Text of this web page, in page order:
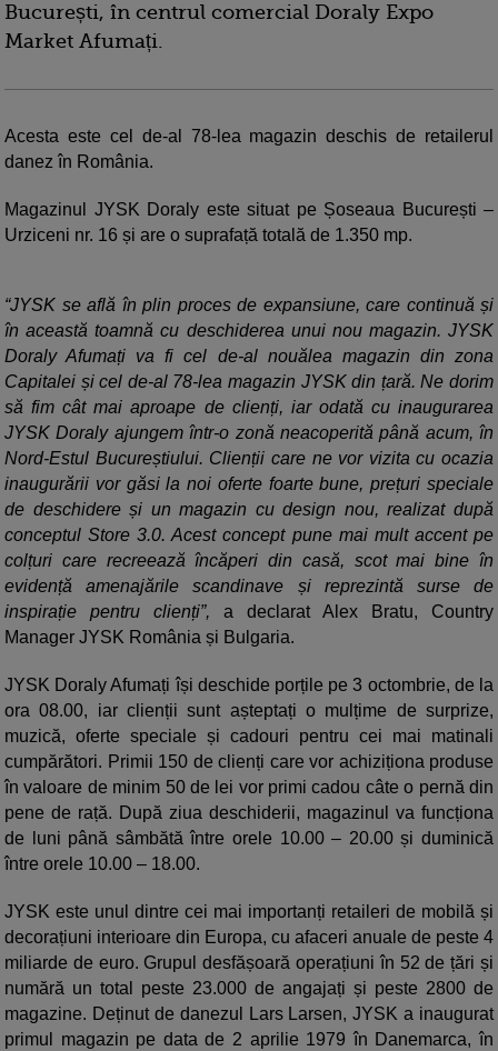
București, în centrul comercial Doraly Expo
Market Afumați.
Acesta este cel de-al 78-lea magazin deschis de retailerul
danez în România.
Magazinul JYSK Doraly este situat pe Șoseaua București –
Urziceni nr. 16 și are o suprafață totală de 1.350 mp.
“JYSK se află în plin proces de expansiune, care continuă și
în această toamnă cu deschiderea unui nou magazin. JYSK
Doraly Afumați va fi cel de-al nouălea magazin din zona
Capitalei și cel de-al 78-lea magazin JYSK din țară. Ne dorim
să fim cât mai aproape de clienți, iar odată cu inaugurarea
JYSK Doraly ajungem într-o zonă neacoperită până acum, în
Nord-Estul Bucureștiului. Clienții care ne vor vizita cu ocazia
inaugurării vor găsi la noi oferte foarte bune, prețuri speciale
de deschidere și un magazin cu design nou, realizat după
conceptul Store 3.0. Acest concept pune mai mult accent pe
colțuri care recreează încăperi din casă, scot mai bine în
evidență amenajările scandinave și reprezintă surse de
inspirație pentru clienți”, a declarat Alex Bratu, Country
Manager JYSK România și Bulgaria.
JYSK Doraly Afumați își deschide porțile pe 3 octombrie, de la
ora 08.00, iar clienții sunt așteptați o mulțime de surprize,
muzică, oferte speciale și cadouri pentru cei mai matinali
cumpărători. Primii 150 de clienți care vor achiziționa produse
în valoare de minim 50 de lei vor primi cadou câte o pernă din
pene de rață. După ziua deschiderii, magazinul va funcționa
de luni până sâmbătă între orele 10.00 – 20.00 și duminică
între orele 10.00 – 18.00.
JYSK este unul dintre cei mai importanți retaileri de mobilă și
decorațiuni interioare din Europa, cu afaceri anuale de peste 4
miliarde de euro. Grupul desfășoară operațiuni în 52 de țări și
numără un total peste 23.000 de angajați și peste 2800 de
magazine. Deținut de danezul Lars Larsen, JYSK a inaugurat
primul magazin pe data de 2 aprilie 1979 în Danemarca, în